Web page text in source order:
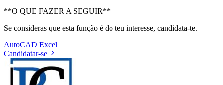
**O QUE FAZER A SEGUIR**
Se consideras que esta função é do teu interesse, candidata-te.
AutoCAD Excel
Candidatar-se